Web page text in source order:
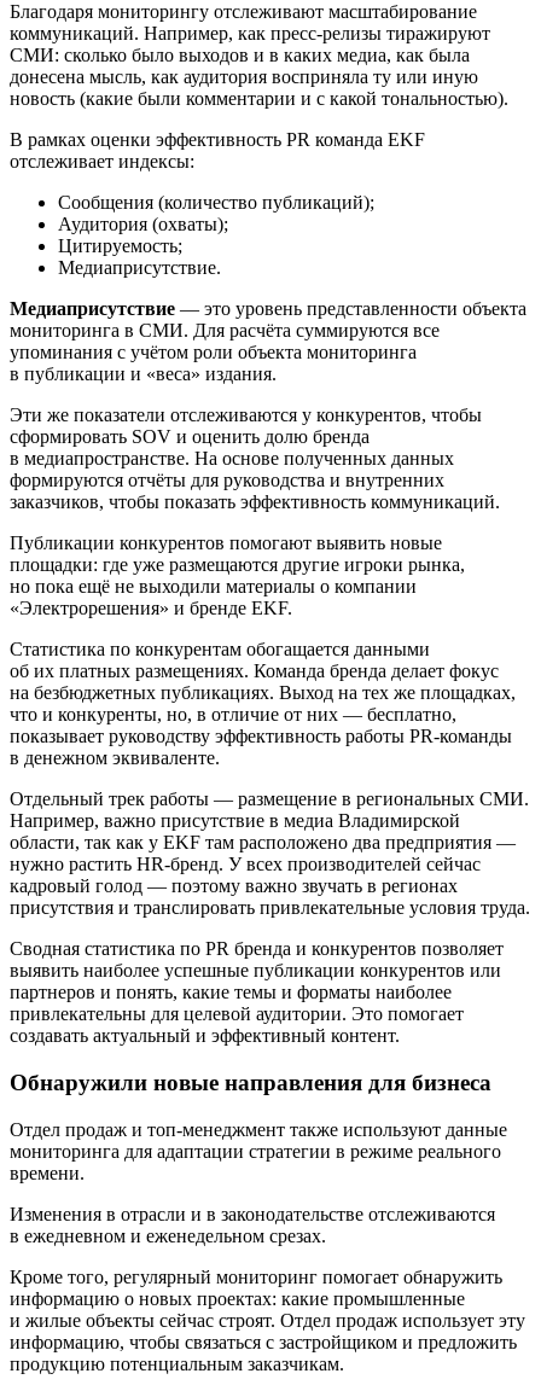
Благодаря мониторингу отслеживают масштабирование
коммуникаций. Например, как пресс-релизы тиражируют
СМИ: сколько было выходов и в каких медиа, как была
донесена мысль, как аудитория восприняла ту или иную
новость (какие были комментарии и с какой тональностью).
В рамках оценки эффективность PR команда EKF
отслеживает индексы:
Сообщения (количество публикаций);
Аудитория (охваты);
Цитируемость;
Медиаприсутствие.
Медиаприсутствие — это уровень представленности объекта
мониторинга в СМИ. Для расчёта суммируются все
упоминания с учётом роли объекта мониторинга
в публикации и «веса» издания.
Эти же показатели отслеживаются у конкурентов, чтобы
сформировать SOV и оценить долю бренда
в медиапространстве. На основе полученных данных
формируются отчёты для руководства и внутренних
заказчиков, чтобы показать эффективность коммуникаций.
Публикации конкурентов помогают выявить новые
площадки: где уже размещаются другие игроки рынка,
но пока ещё не выходили материалы о компании
«Электрорешения» и бренде EKF.
Статистика по конкурентам обогащается данными
об их платных размещениях. Команда бренда делает фокус
на безбюджетных публикациях. Выход на тех же площадках,
что и конкуренты, но, в отличие от них — бесплатно,
показывает руководству эффективность работы PR-команды
в денежном эквиваленте.
Отдельный трек работы — размещение в региональных СМИ.
Например, важно присутствие в медиа Владимирской
области, так как у EKF там расположено два предприятия —
нужно растить HR-бренд. У всех производителей сейчас
кадровый голод — поэтому важно звучать в регионах
присутствия и транслировать привлекательные условия труда.
Сводная статистика по PR бренда и конкурентов позволяет
выявить наиболее успешные публикации конкурентов или
партнеров и понять, какие темы и форматы наиболее
привлекательны для целевой аудитории. Это помогает
создавать актуальный и эффективный контент.
Обнаружили новые направления для бизнеса
Отдел продаж и топ-менеджмент также используют данные
мониторинга для адаптации стратегии в режиме реального
времени.
Изменения в отрасли и в законодательстве отслеживаются
в ежедневном и еженедельном срезах.
Кроме того, регулярный мониторинг помогает обнаружить
информацию о новых проектах: какие промышленные
и жилые объекты сейчас строят. Отдел продаж использует эту
информацию, чтобы связаться с застройщиком и предложить
продукцию потенциальным заказчикам.